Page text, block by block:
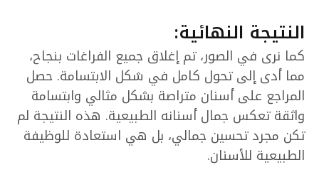
النتيجة النهائية:
كما نرى في الصور، تم إغلاق جميع الفراغات بنجاح،
مما أدى إلى تحول كامل في شكل الابتسامة. حصل
المراجع على أسنان متراصة بشكل مثالي وابتسامة
واثقة تعكس جمال أسنانه الطبيعية. هذه النتيجة لم
تكن مجرد تحسين جمالي، بل هي استعادة للوظيفة
الطبيعية للأسنان.